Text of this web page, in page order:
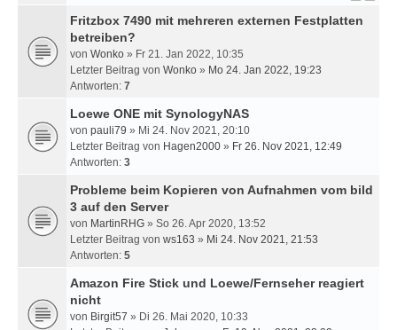
Fritzbox 7490 mit mehreren externen Festplatten
betreiben?
von Wonko » Fr 21. Jan 2022, 10:35
Letzter Beitrag von Wonko » Mo 24. Jan 2022, 19:23
Antworten: 7
Loewe ONE mit SynologyNAS
von pauli79 » Mi 24. Nov 2021, 20:10
Letzter Beitrag von Hagen2000 » Fr 26. Nov 2021, 12:49
Antworten: 3
Probleme beim Kopieren von Aufnahmen vom bild
3 auf den Server
von MartinRHG » So 26. Apr 2020, 13:52
Letzter Beitrag von ws163 » Mi 24. Nov 2021, 21:53
Antworten: 5
Amazon Fire Stick und Loewe/Fernseher reagiert
nicht
von Birgit57 » Di 26. Mai 2020, 10:33